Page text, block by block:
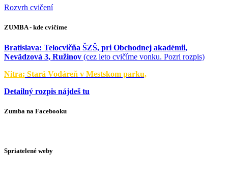
Rozvrh cvičení
ZUMBA - kde cvičíme
Bratislava: Telocvičňa ŠZŠ, pri Obchodnej akadémii,
Nevädzová 3, Ružinov (cez leto cvičíme vonku. Pozri rozpis)
Nitra: Stará Vodáreň v Mestskom parku,
Detailný rozpis nájdeš tu
Zumba na Facebooku
Spriatelené weby